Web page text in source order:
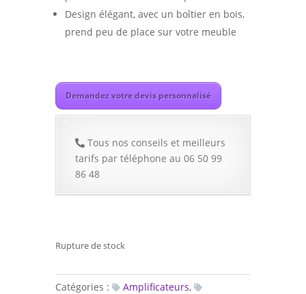
Design élégant, avec un boîtier en bois,
prend peu de place sur votre meuble
Demandez votre devis personnalisé
Tous nos conseils et meilleurs
tarifs par téléphone au 06 50 99
86 48
Rupture de stock
Catégories : Amplificateurs,